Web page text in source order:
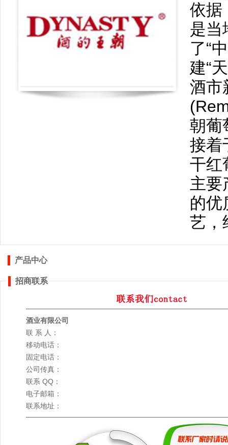
依据
是当
了“
建“
酒市
朝葡
接着
干红
主要
的优
艺
产品中心
招商联系
酒业有限公司
联 系 人：
移动电话：
固定电话：
公司传真：
联系 QQ：
电子邮箱：
联系地址：